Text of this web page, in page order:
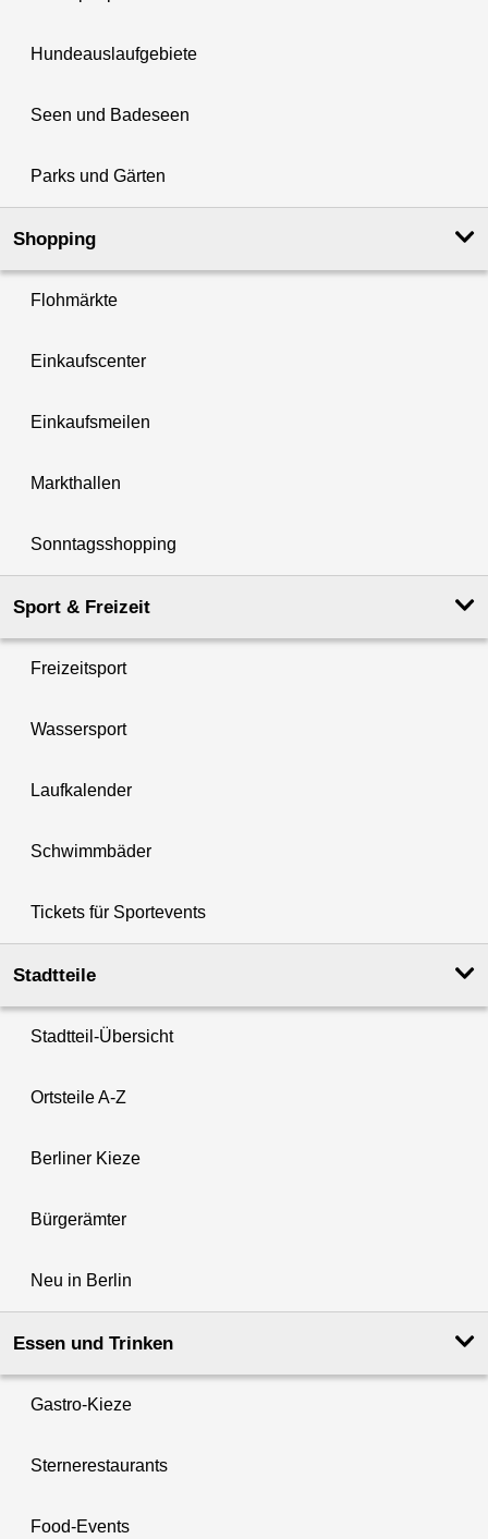
Hundeauslaufgebiete
Seen und Badeseen
Parks und Gärten
Shopping
Flohmärkte
Einkaufscenter
Einkaufsmeilen
Markthallen
Sonntagsshopping
Sport & Freizeit
Freizeitsport
Wassersport
Laufkalender
Schwimmbäder
Tickets für Sportevents
Stadtteile
Stadtteil-Übersicht
Ortsteile A-Z
Berliner Kieze
Bürgerämter
Neu in Berlin
Essen und Trinken
Gastro-Kieze
Sternerestaurants
Food-Events